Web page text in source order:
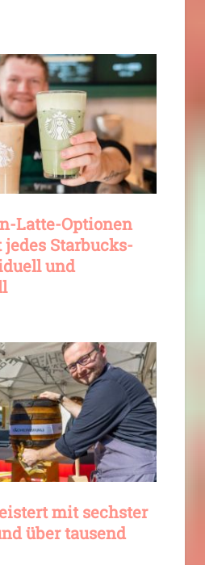
Latte-Optionen
Starbucks-
und
mit sechster
über tausend